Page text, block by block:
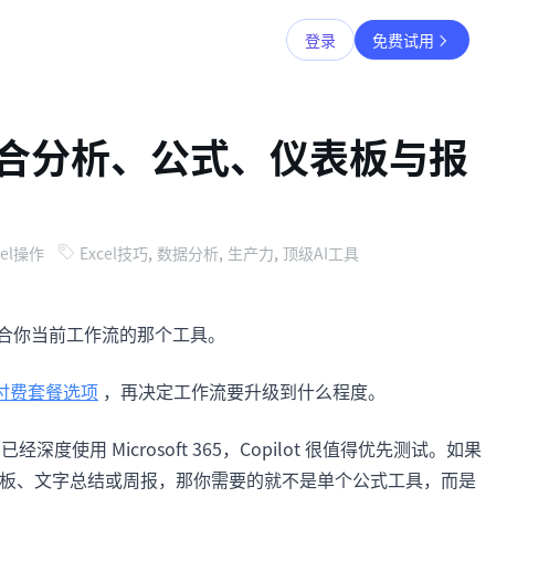
登录 免费试用
分析、公式、仪表板与报
操作 Excel技巧, 数据分析, 生产力, 顶级AI工具
当前工作流的那个工具。
费套餐选项 ，再决定工作流要升级到什么程度。
经深度使用 Microsoft 365，Copilot 很值得优先测试。如果
、文字总结或周报，那你需要的就不是单个公式工具，而是